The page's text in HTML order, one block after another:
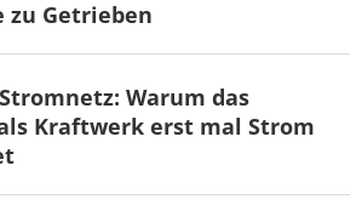
zu Getrieben
Warum das
Kraftwerk erst mal Strom